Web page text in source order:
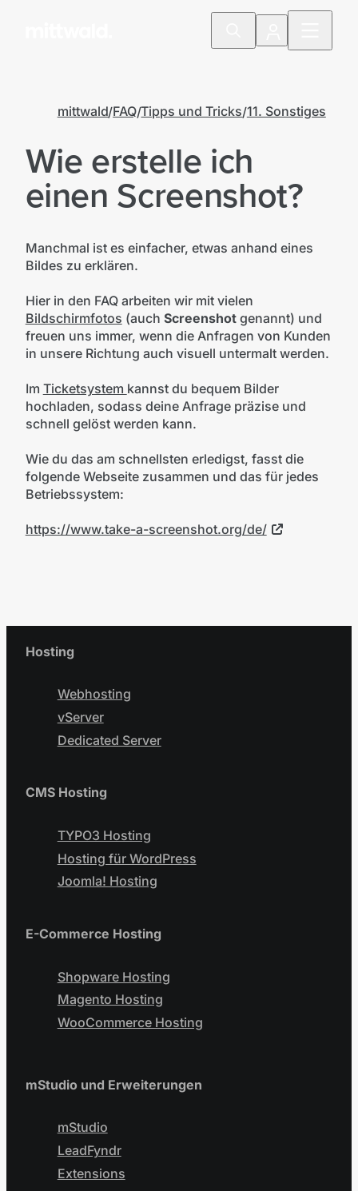
mittwald FAQ Tipps und Tricks 11. Sonstiges
Wie erstelle ich
einen Screenshot?
Manchmal ist es einfacher, etwas anhand eines
Bildes zu erklären.
Hier in den FAQ arbeiten wir mit vielen
Bildschirmfotos (auch Screenshotgenannt) und
freuen uns immer, wenn die Anfragen von Kunden
in unsere Richtung auch visuell untermalt werden.
Im Ticketsystem kannst du bequem Bilder
hochladen, sodass deine Anfrage präzise und
schnell gelöst werden kann.
Wie du das am schnellsten erledigst, fasst die
folgende Webseite zusammen und das für jedes
Betriebssystem:
https://www.take-a-screenshot.org/de/
Hosting
Webhosting
vServer
Dedicated Server
CMS Hosting
TYPO3 Hosting
Hosting für WordPress
Joomla! Hosting
E-Commerce Hosting
Shopware Hosting
Magento Hosting
WooCommerce Hosting
mStudio und Erweiterungen
mStudio
LeadFyndr
Extensions